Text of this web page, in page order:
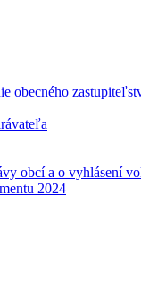
obecného
obcí a o vyhlásení
2024